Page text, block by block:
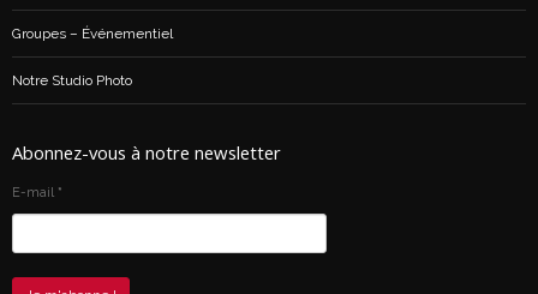
Groupes – Événementiel
Notre Studio Photo
Abonnez-vous à notre newsletter
E-mail *